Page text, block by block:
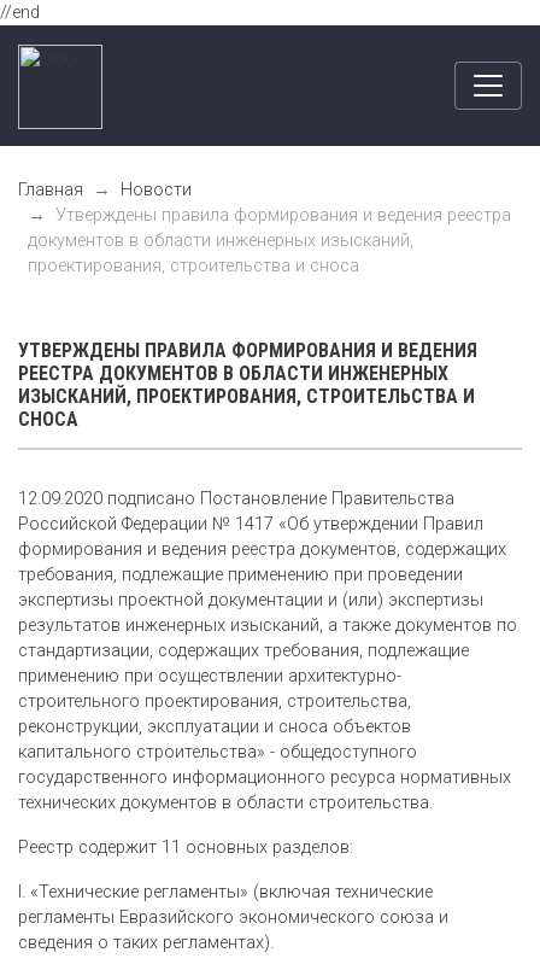
//end
Главная
Новости
Утверждены правила формирования и ведения реестра
документов в области инженерных изысканий,
проектирования, строительства и сноса
УТВЕРЖДЕНЫ ПРАВИЛА ФОРМИРОВАНИЯ И ВЕДЕНИЯ
РЕЕСТРА ДОКУМЕНТОВ В ОБЛАСТИ ИНЖЕНЕРНЫХ
ИЗЫСКАНИЙ, ПРОЕКТИРОВАНИЯ, СТРОИТЕЛЬСТВА И
СНОСА
12.09.2020 подписано Постановление Правительства
Российской Федерации № 1417 «Об утверждении Правил
формирования и ведения реестра документов, содержащих
требования, подлежащие применению при проведении
экспертизы проектной документации и (или) экспертизы
результатов инженерных изысканий, а также документов по
стандартизации, содержащих требования, подлежащие
применению при осуществлении архитектурно-
строительного проектирования, строительства,
реконструкции, эксплуатации и сноса объектов
капитального строительства» - общедоступного
государственного информационного ресурса нормативных
технических документов в области строительства.
Реестр содержит 11 основных разделов:
I. «Технические регламенты» (включая технические
регламенты Евразийского экономического союза и
сведения о таких регламентах).